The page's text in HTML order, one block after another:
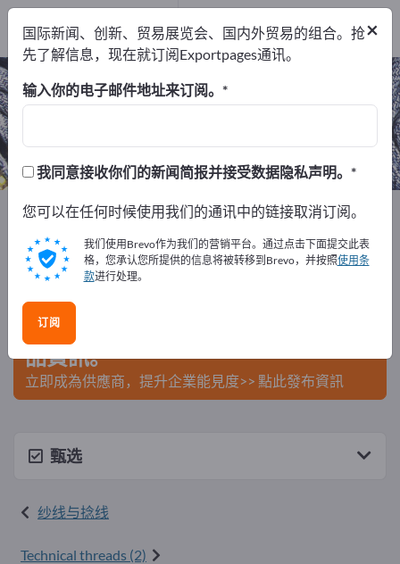
技术纱线 – 查找制造商和供应商
7 7
出口商7
制造商7
Exportpages 纺织品 纱线与捻线 技术纱线
在Exportpages免費刊登廣告！
在Exportpages上發布您的公司與產
品資訊。
立即成為供應商，提升企業能見度>> 點此發布資訊
甄选
纱线与捻线
Technical threads (2)
×
国际新闻、创新、贸易展览会、国内外贸易的组合。抢
先了解信息，现在就订阅Exportpages通讯。
输入你的电子邮件地址来订阅。
我同意接收你们的新闻简报并接受数据隐私声明。
您可以在任何时候使用我们的通讯中的链接取消订阅。
我们使用Brevo作为我们的营销平台。通过点击下面提交此表
格，您承认您所提供的信息将被转移到Brevo，并按照使用条
款进行处理。
订阅